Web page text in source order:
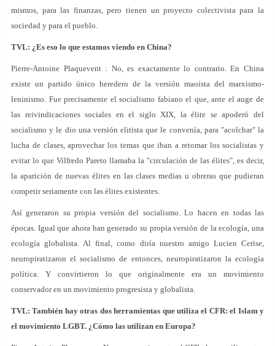
mismos, para las finanzas, pero tienen un proyecto colectivista para la
sociedad y para el pueblo.
TVL: ¿Es eso lo que estamos viendo en China?
Pierre-Antoine Plaquevent : No, es exactamente lo contrario. En China
existe un partido único heredero de la versión maoísta del marxismo-
leninismo. Fue precisamente el socialismo fabiano el que, ante el auge de
las reivindicaciones sociales en el siglo XIX, la élite se apoderó del
socialismo y le dio una versión elitista que le convenía, para "acolchar" la
lucha de clases, aprovechar los temas que iban a retomar los socialistas y
evitar lo que Vilfredo Pareto llamaba la "circulación de las élites", es decir,
la aparición de nuevas élites en las clases medias u obreras que pudieran
competir seriamente con las élites existentes.
Así generaron su propia versión del socialismo. Lo hacen en todas las
épocas. Igual que ahora han generado su propia versión de la ecología, una
ecología globalista. Al final, como diría nuestro amigo Lucien Cerise,
neuropiratizaron el socialismo de entonces, neuropiratizaron la ecología
política. Y convirtieron lo que originalmente era un movimiento
conservador en un movimiento progresista y globalista.
TVL: También hay otras dos herramientas que utiliza el CFR: el Islam y
el movimiento LGBT. ¿Cómo las utilizan en Europa?